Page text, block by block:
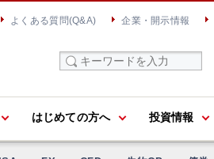
よくある質問(Q&A) 企業・開示情報
はじめての方へ 投資情報